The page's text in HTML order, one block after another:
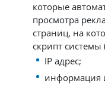
которые
просмотра
страниц, на
скрипт системы
IP адрес;
информация